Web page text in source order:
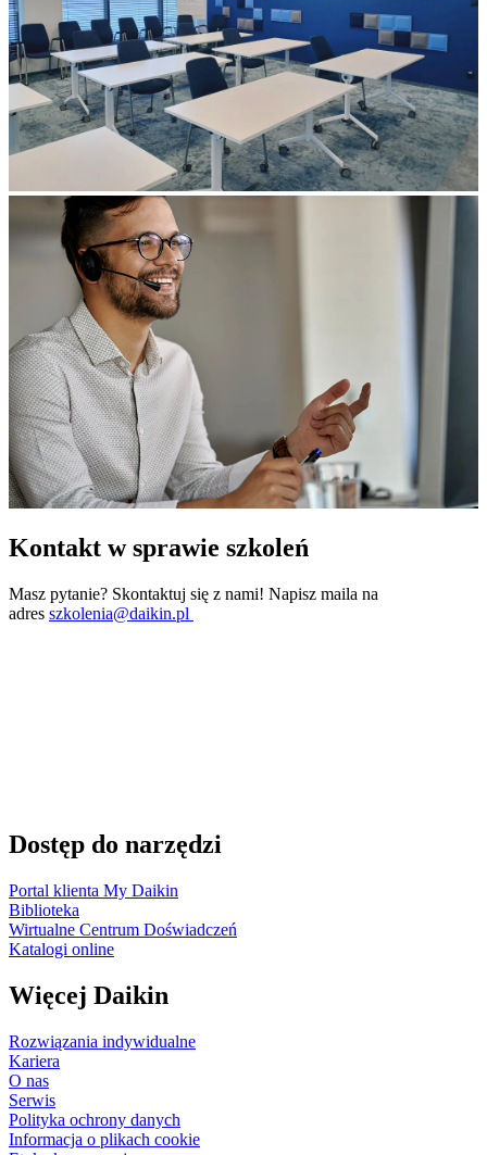
Kontakt w sprawie szkoleń
Masz pytanie? Skontaktuj się z nami! Napisz maila na
adres szkolenia@daikin.pl
Dostęp do narzędzi
Portal klienta My Daikin
Biblioteka
Wirtualne Centrum Doświadczeń
Katalogi online
Więcej Daikin
Rozwiązania indywidualne
Kariera
O nas
Serwis
Polityka ochrony danych
Informacja o plikach cookie